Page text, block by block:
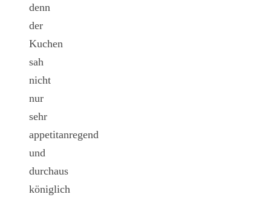
denn
der
Kuchen
sah
nicht
nur
sehr
appetitanregend
und
durchaus
königlich